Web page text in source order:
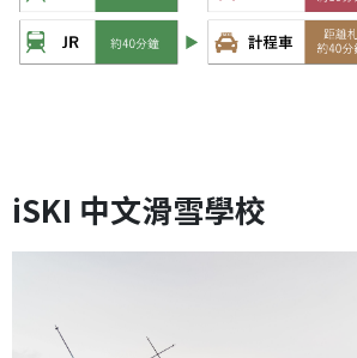
iSKI 中文滑雪學校